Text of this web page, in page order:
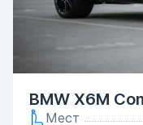
BMW X6M
Мест